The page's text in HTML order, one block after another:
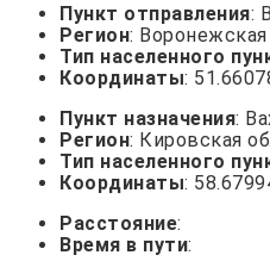
Пункт отправления:
Регион: Воронежская
Тип населенного
Координаты:
Пункт назначения:
Регион: Кировская
Тип населенного
Координаты:
Расстояние:
Время в пути: